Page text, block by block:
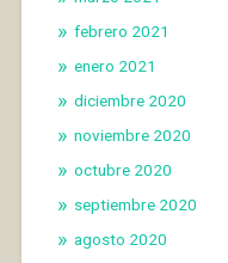
febrero 2021
enero 2021
diciembre 2020
noviembre 2020
octubre 2020
septiembre 2020
agosto 2020